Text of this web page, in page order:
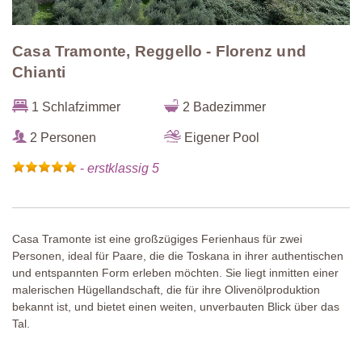
Casa Tramonte, Reggello - Florenz und
Chianti
1 Schlafzimmer 2 Badezimmer
2 Personen Eigener Pool
- erstklassig 5
Casa Tramonte ist eine großzügiges Ferienhaus für zwei
Personen, ideal für Paare, die die Toskana in ihrer authentischen
und entspannten Form erleben möchten. Sie liegt inmitten einer
malerischen Hügellandschaft, die für ihre Olivenölproduktion
bekannt ist, und bietet einen weiten, unverbauten Blick über das
Tal.